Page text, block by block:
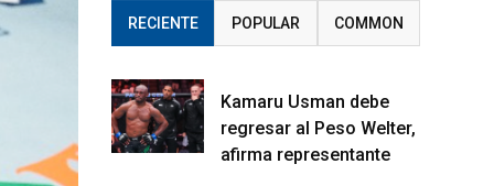
RECIENTE POPULAR COMMON
Kamaru Usman debe
regresar al Peso Welter,
afirma representante